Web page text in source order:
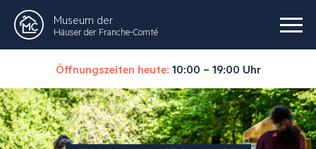
Museum der
Häuser der Franche-Comté
Öffnungszeiten heute: 10:00 – 19:00 Uhr